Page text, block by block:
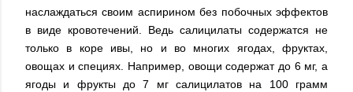
наслаждаться своим аспирином без побочных эффектов
в виде кровотечений. Ведь салицилаты содержатся не
только в коре ивы, но и во многих ягодах, фруктах,
овощах и специях. Например, овощи содержат до 6 мг, а
ягоды и фрукты до 7 мг салицилатов на 100 грамм